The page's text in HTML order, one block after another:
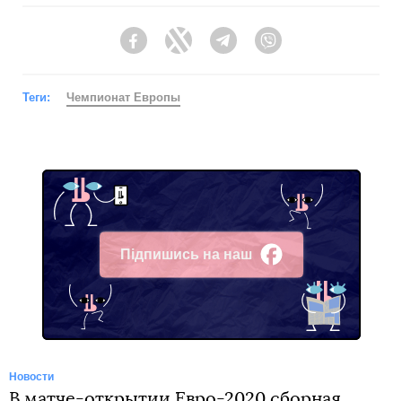
FacebookTwitter Telegram
Теги: Чемпионат Европы
Підпишись на наш
Facebook
Новости